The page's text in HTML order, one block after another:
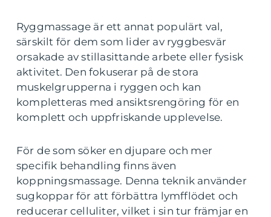
Ryggmassage är ett annat populärt val,
särskilt för dem som lider av ryggbesvär
orsakade av stillasittande arbete eller fysisk
aktivitet. Den fokuserar på de stora
muskelgrupperna i ryggen och kan
kompletteras med ansiktsrengöring för en
komplett och uppfriskande upplevelse.
För de som söker en djupare och mer
specifik behandling finns även
koppningsmassage. Denna teknik använder
sugkoppar för att förbättra lymfflödet och
reducerar celluliter, vilket i sin tur främjar en